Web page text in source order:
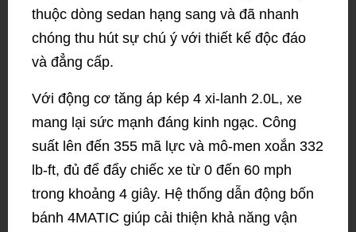
thuộc dòng sedan hạng sang và đã nhanh
chóng thu hút sự chú ý với thiết kế độc đáo
và đẳng cấp.
Với động cơ tăng áp kép 4 xi-lanh 2.0L, xe
mang lại sức mạnh đáng kinh ngạc. Công
suất lên đến 355 mã lực và mô-men xoắn 332
lb-ft, đủ để đẩy chiếc xe từ 0 đến 60 mph
trong khoảng 4 giây. Hệ thống dẫn động bốn
bánh 4MATIC giúp cải thiện khả năng vận